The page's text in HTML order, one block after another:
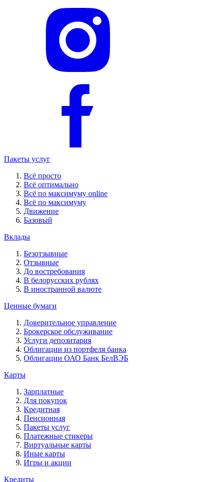
Пакеты услуг
Всё просто
Всё оптимально
Всё по максимуму online
Всё по максимуму
Движение
Базовый
Вклады
Безотзывные
Отзывные
До востребования
В белорусских рублях
В иностранной валюте
Ценные бумаги
Доверительное управление
Брокерское обслуживание
Услуги депозитария
Облигации из портфеля банка
Облигации ОАО Банк БелВЭБ
Карты
Зарплатные
Для покупок
Кредитная
Пенсионная
Пакеты услуг
Платежные стикеры
Виртуальные карты
Иные карты
Игры и акции
Кредиты